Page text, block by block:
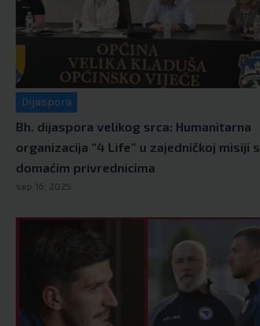
Dijaspora
Bh. dijaspora velikog srca: Humanitarna
organizacija “4 Life” u zajedničkoj misiji s
domaćim privrednicima
sep 16, 2025